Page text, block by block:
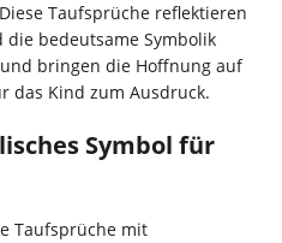
Taufsprüche reflektieren
bedeutsame Symbolik
bringen die Hoffnung auf
das Kind zum Ausdruck.
Symbol für
Taufsprüche mit